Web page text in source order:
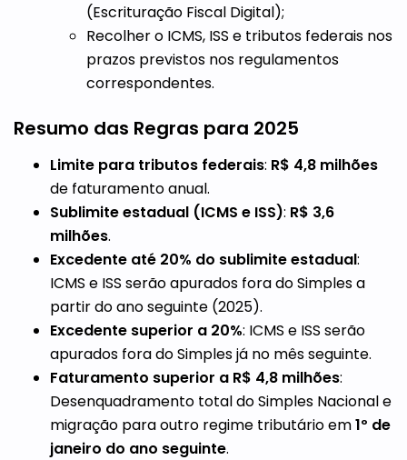
(Escrituração Fiscal Digital);
Recolher o ICMS, ISS e tributos federais nos
prazos previstos nos regulamentos
correspondentes.
Resumo das Regras para 2025
Limite para tributos federais: R$ 4,8 milhões
de faturamento anual.
Sublimite estadual (ICMS e ISS): R$ 3,6
milhões.
Excedente até 20% do sublimite estadual:
ICMS e ISS serão apurados fora do Simples a
partir do ano seguinte (2025).
Excedente superior a 20%: ICMS e ISS serão
apurados fora do Simples já no mês seguinte.
Faturamento superior a R$ 4,8 milhões:
Desenquadramento total do Simples Nacional e
migração para outro regime tributário em1º de
janeiro do ano seguinte.